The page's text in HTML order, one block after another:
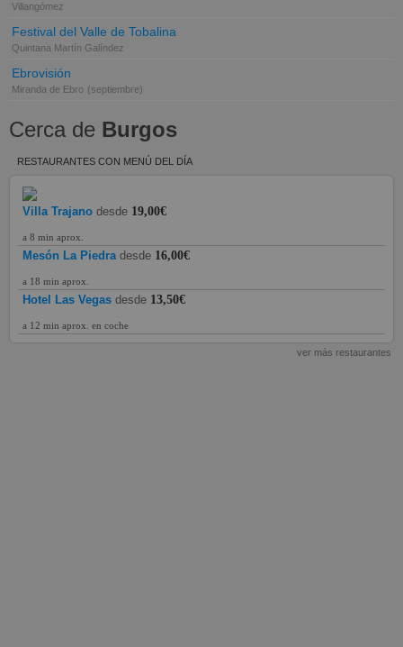
Villangómez
Festival del Valle de Tobalina
Quintana Martín Galíndez
Ebrovisión
Miranda de Ebro (septiembre)
Cerca de Burgos
RESTAURANTES CON MENÚ DEL DÍA
Villa Trajano desde 19,00€
a 8 min aprox.
Mesón La Piedra desde 16,00€
a 18 min aprox.
Hotel Las Vegas desde 13,50€
a 12 min aprox. en coche
ver más restaurantes